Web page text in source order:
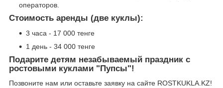
операторов.
Стоимость аренды (две куклы):
3 часа - 17 000 тенге
1 день - 34 000 тенге
Подарите детям незабываемый праздник с
ростовыми куклами "Пупсы"!
Позвоните нам или оставьте заявку на сайте ROSTKUKLA.KZ!